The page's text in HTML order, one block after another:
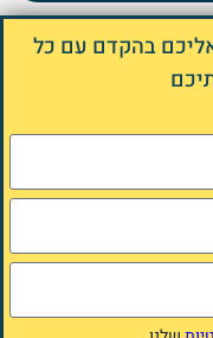
אליכם בהקדם עם כל